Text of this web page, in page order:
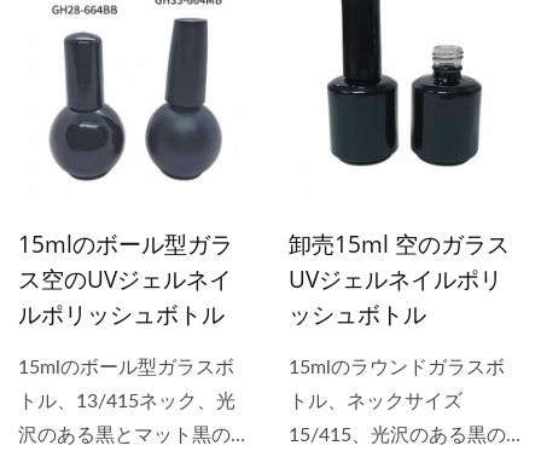
ルとキャップにロゴを印刷
し、顧客がブランドで製品
をうまく販売できるように
サポートします。
ッケージに最適です。 抗
UVガラス瓶は、化粧品セ
ラム、純粋なエッセンシャ
ルオイル、マッサージオイ
ル、アロマセラピーのブレ
ンドなど、非常に敏感な処
使用されます。 GH...
黒、または白の二重コーテ
ィングが施されています。
これはネイルジェルポリッ
シュ用のユニークなボトル
です。ボトルは、最小注文
クや紫などの他の色にコー
ティングすることもできま
す。 GH...
15mlのボール型ガラ
ス空のUVジェルネイ
ルポリッシュボトル
15mlのボール型ガラスボ
トル、13/415ネック、光
沢のある黒とマット黒の二
卸売15ml 空のガラス
UVジェルネイルポリ
ッシュボトル
15mlのラウンドガラスボ
トル、ネックサイズ
15/415、光沢のある黒の